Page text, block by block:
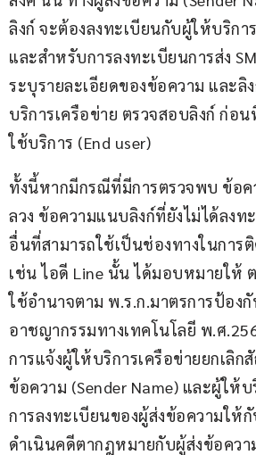
ลิงก์ จะต้องลงทะเบียนกับผู้ให้บริกา
และสำหรับการลงทะเบียนการส่ง
ระบุรายละเอียดของข้อความ และลิ
บริการเครือข่าย ตรวจสอบลิงก์ ก่อน
ใช้บริการ (End user)
ทั้งนี้หากมีกรณีที่มีการตรวจพบ ข้อ
ลวง ข้อความแนบลิงก์ที่ยังไม่ได้ลงท
อื่นที่สามารถใช้เป็นช่องทางในการ
เช่น ไอดี Line นั้น ได้มอบหมายให้
ใช้อำนาจตาม พ.ร.ก.มาตรการป้อง
อาชญากรรมทางเทคโนโลยี พ.ศ
การแจ้งผู้ให้บริการเครือข่ายยกเลิ
ข้อความ (Sender Name) และผู้ให้
การลงทะเบียนของผู้ส่งข้อความให้
ดำเนินคดีตากฎหมายกับผู้ส่งข้อควา